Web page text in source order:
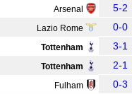
Arsenal 5-2
Lazio Rome 0-0
Tottenham 3-1
Tottenham 2-1
Fulham 0-3